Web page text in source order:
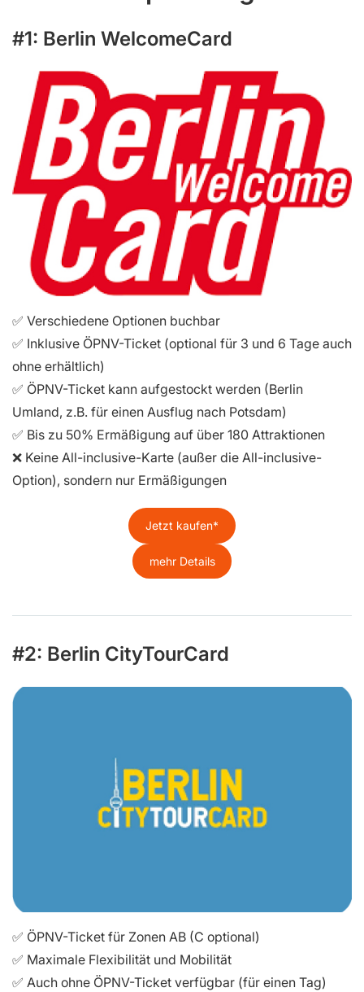
#1: Berlin WelcomeCard
✅ Verschiedene Optionen buchbar
✅ Inklusive ÖPNV-Ticket (optional für 3 und 6 Tage auch
ohne erhältlich)
✅ ÖPNV-Ticket kann aufgestockt werden (Berlin
Umland, z.B. für einen Ausflug nach Potsdam)
✅ Bis zu 50% Ermäßigung auf über 180 Attraktionen
❌ Keine All-inclusive-Karte (außer die All-inclusive-
Option), sondern nur Ermäßigungen
Jetzt kaufen
mehr Details
#2: Berlin CityTourCard
✅ ÖPNV-Ticket für Zonen AB (C optional)
✅ Maximale Flexibilität und Mobilität
✅ Auch ohne ÖPNV-Ticket verfügbar (für einen Tag)